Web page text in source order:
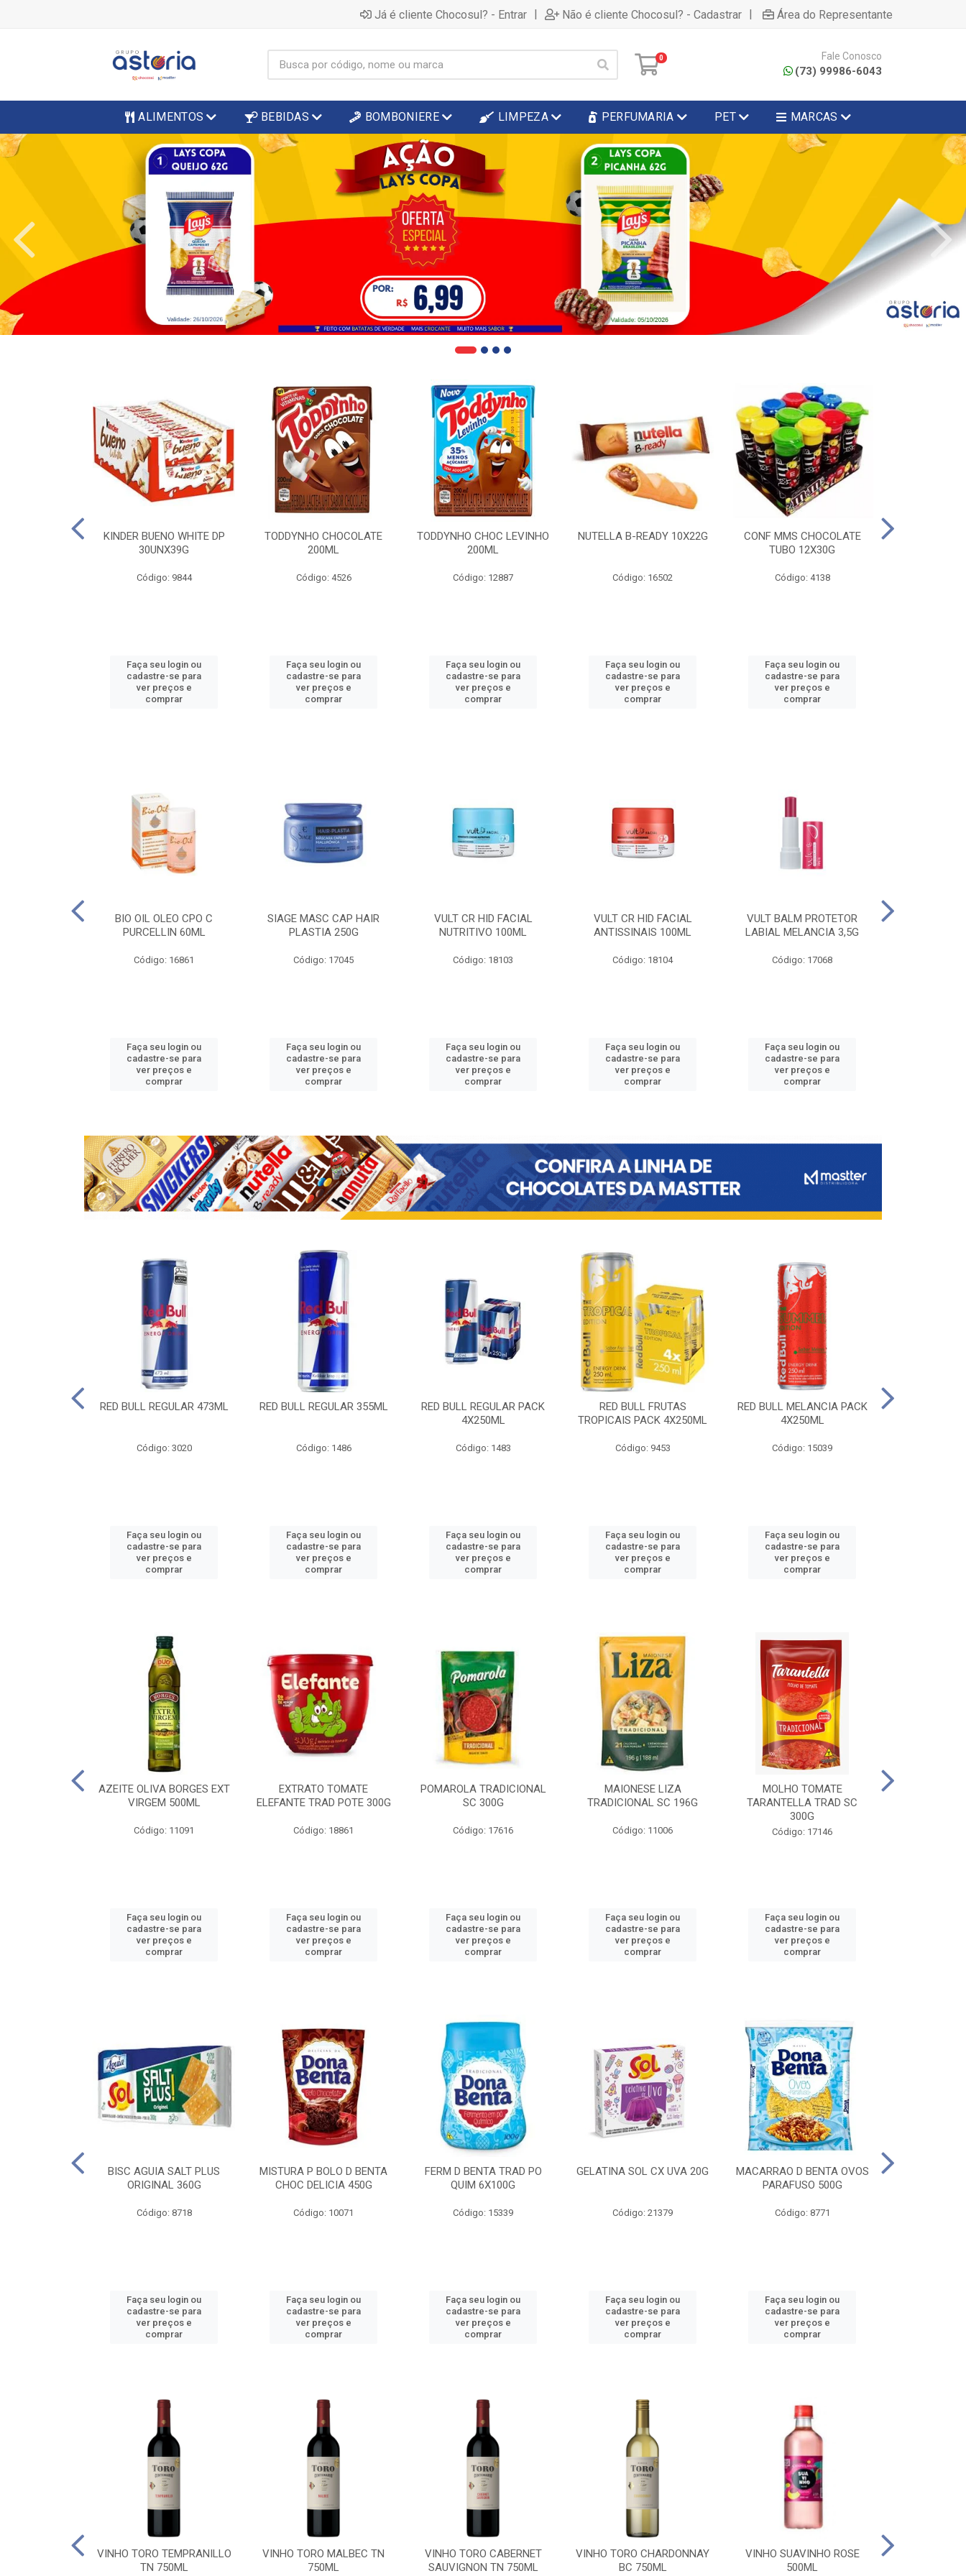
Já é cliente Chocosul? - Entrar | Não é cliente Chocosul? - Cadastrar | Área do Representante
0 Fale Conosco
(73) 99986-6043
ALIMENTOS BEBIDAS BOMBONIERE LIMPEZA PERFUMARIA PET MARCAS
KINDER BUENO WHITE DP
30UNX39G
Código: 9844
Faça seu login ou
cadastre-se para
ver preços e
comprar
TODDYNHO CHOCOLATE
200ML
Código: 4526
Faça seu login ou
cadastre-se para
ver preços e
comprar
TODDYNHO CHOC LEVINHO
200ML
Código: 12887
Faça seu login ou
cadastre-se para
ver preços e
comprar
NUTELLA B-READY 10X22G
Código: 16502
Faça seu login ou
cadastre-se para
ver preços e
comprar
CONF MMS CHOCOLATE
TUBO 12X30G
Código: 4138
Faça seu login ou
cadastre-se para
ver preços e
comprar
BIO OIL OLEO CPO C
PURCELLIN 60ML
Código: 16861
Faça seu login ou
cadastre-se para
ver preços e
comprar
SIAGE MASC CAP HAIR
PLASTIA 250G
Código: 17045
Faça seu login ou
cadastre-se para
ver preços e
comprar
VULT CR HID FACIAL
NUTRITIVO 100ML
Código: 18103
Faça seu login ou
cadastre-se para
ver preços e
comprar
VULT CR HID FACIAL
ANTISSINAIS 100ML
Código: 18104
Faça seu login ou
cadastre-se para
ver preços e
comprar
VULT BALM PROTETOR
LABIAL MELANCIA 3,5G
Código: 17068
Faça seu login ou
cadastre-se para
ver preços e
comprar
RED BULL REGULAR 473ML
Código: 3020
Faça seu login ou
cadastre-se para
ver preços e
comprar
RED BULL REGULAR 355ML
Código: 1486
Faça seu login ou
cadastre-se para
ver preços e
comprar
RED BULL REGULAR PACK
4X250ML
Código: 1483
Faça seu login ou
cadastre-se para
ver preços e
comprar
RED BULL FRUTAS
TROPICAIS PACK 4X250ML
Código: 9453
Faça seu login ou
cadastre-se para
ver preços e
comprar
RED BULL MELANCIA PACK
4X250ML
Código: 15039
Faça seu login ou
cadastre-se para
ver preços e
comprar
AZEITE OLIVA BORGES EXT
VIRGEM 500ML
Código: 11091
Faça seu login ou
cadastre-se para
ver preços e
comprar
EXTRATO TOMATE
ELEFANTE TRAD POTE 300G
Código: 18861
Faça seu login ou
cadastre-se para
ver preços e
comprar
POMAROLA TRADICIONAL
SC 300G
Código: 17616
Faça seu login ou
cadastre-se para
ver preços e
comprar
MAIONESE LIZA
TRADICIONAL SC 196G
Código: 11006
Faça seu login ou
cadastre-se para
ver preços e
comprar
MOLHO TOMATE
TARANTELLA TRAD SC
300G
Código: 17146
Faça seu login ou
cadastre-se para
ver preços e
comprar
BISC AGUIA SALT PLUS
ORIGINAL 360G
Código: 8718
Faça seu login ou
cadastre-se para
ver preços e
comprar
MISTURA P BOLO D BENTA
CHOC DELICIA 450G
Código: 10071
Faça seu login ou
cadastre-se para
ver preços e
comprar
FERM D BENTA TRAD PO
QUIM 6X100G
Código: 15339
Faça seu login ou
cadastre-se para
ver preços e
comprar
GELATINA SOL CX UVA 20G
Código: 21379
Faça seu login ou
cadastre-se para
ver preços e
comprar
MACARRAO D BENTA OVOS
PARAFUSO 500G
Código: 8771
Faça seu login ou
cadastre-se para
ver preços e
comprar
VINHO TORO TEMPRANILLO
TN 750ML
VINHO TORO MALBEC TN
750ML
VINHO TORO CABERNET
SAUVIGNON TN 750ML
VINHO TORO CHARDONNAY
BC 750ML
VINHO SUAVINHO ROSE
500ML